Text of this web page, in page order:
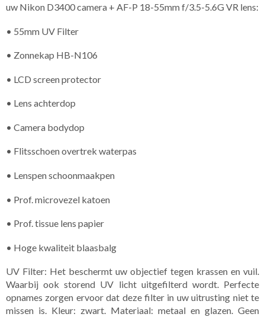
uw Nikon D3400 camera + AF-P 18-55mm f/3.5-5.6G VR lens:
• 55mm UV Filter
• Zonnekap HB-N106
• LCD screen protector
• Lens achterdop
• Camera bodydop
• Flitsschoen overtrek waterpas
• Lenspen schoonmaakpen
• Prof. microvezel katoen
• Prof. tissue lens papier
• Hoge kwaliteit blaasbalg
UV Filter: Het beschermt uw objectief tegen krassen en vuil.
Waarbij ook storend UV licht uitgefilterd wordt. Perfecte
opnames zorgen ervoor dat deze filter in uw uitrusting niet te
missen is. Kleur: zwart. Materiaal: metaal en glazen. Geen